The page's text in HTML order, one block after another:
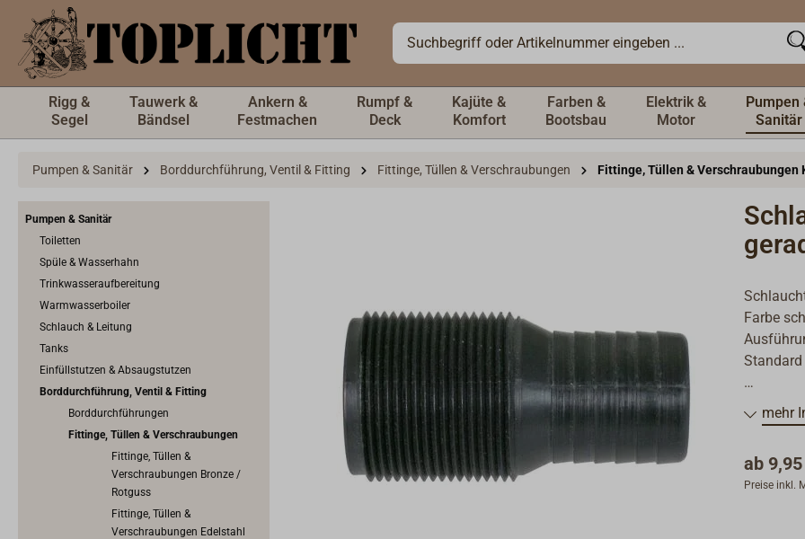
springen
Rigg &
Segel
Tauwerk &
Bändsel
Ankern &
Festmachen
Rumpf &
Deck
Kajüte &
Komfort
Farben &
Bootsbau
Elektrik &
Motor
Pumpen
Sanitär
Pumpen & Sanitär Borddurchführung, Ventil & Fitting Fittinge, Tüllen & Verschraubungen Fittinge, Tüllen & Verschraubungen
Pumpen & Sanitär
Toiletten
Spüle & Wasserhahn
Trinkwasseraufbereitung
Warmwasserboiler
Schlauch & Leitung
Tanks
Einfüllstutzen & Absaugstutzen
Borddurchführung, Ventil & Fitting
Borddurchführungen
Fittinge, Tüllen & Verschraubungen
Fittinge, Tüllen &
Verschraubungen Bronze /
Rotguss
Fittinge, Tüllen &
Verschraubungen Edelstahl
Farbe
Standard
mehr
ab
Preise inkl.